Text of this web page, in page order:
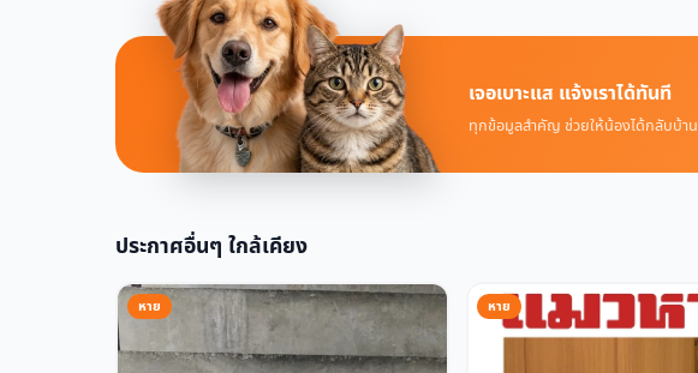
เจอเบาะแส แจ้งเราได้ทันที
ทุกข้อมูลสำคัญ ช่วยให้น้องได้กลับบ้าน
ประกาศอื่นๆ ใกล้เคียง
หาย หาย